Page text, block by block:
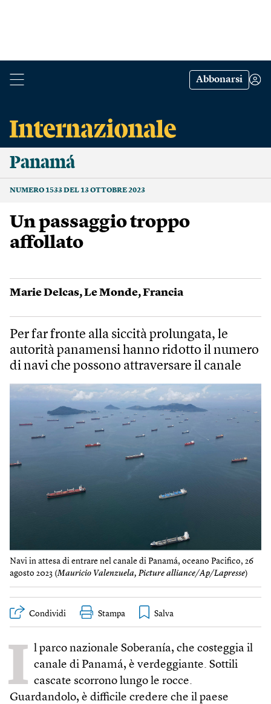
Abbonarsi
Panamá
NUMERO 1533 DEL 13 OTTOBRE 2023
Un passaggio troppo
affollato
Marie Delcas,Le Monde,Francia
Per far fronte alla siccità prolungata, le
autorità panamensi hanno ridotto il numero
di navi che possono attraversare il canale
Navi in attesa di entrare nel canale di Panamá, oceano Pacifico, 26
agosto 2023 (Mauricio Valenzuela, Picture alliance/Ap/Lapresse)
Condividi Stampa
I l parco nazionale Soberanía, che costeggia il
canale di Panamá, è verdeggiante. Sottili
cascate scorrono lungo le rocce.
Guardandolo, è difficile credere che il paese